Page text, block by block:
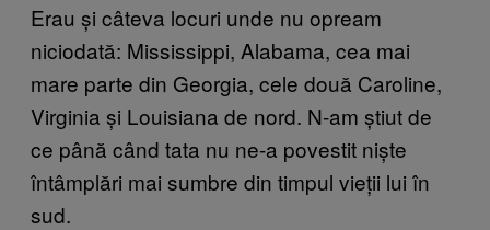
Erau și câteva locuri unde nu opream
niciodată: Mississippi, Alabama, cea mai
mare parte din Georgia, cele două Caroline,
Virginia și Louisiana de nord. N-am știut de
ce până când tata nu ne-a povestit niște
întâmplări mai sumbre din timpul vieții lui în
sud.